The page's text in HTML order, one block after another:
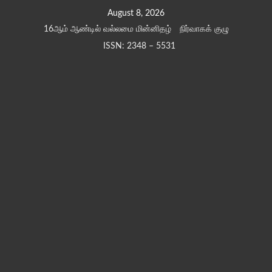
August 8, 2026
16ஆம் ஆண்டில் வல்லமை மின்னிதழ்
நிர்வாகக் குழு
ISSN: 2348 – 5531